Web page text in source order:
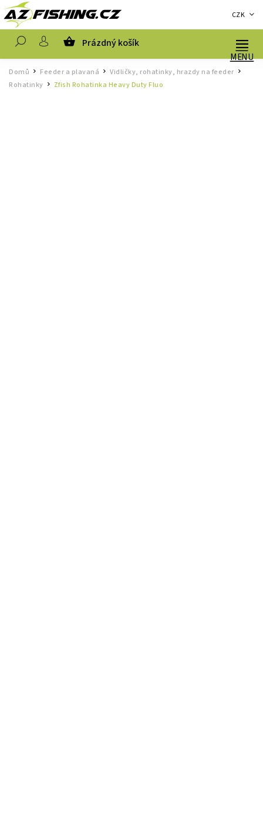
CZK
Prázdný košík
Domů / Feeder a plavaná / Vidličky, rohatinky, hrazdy na feeder
Rohatinky
Zfish Rohatinka Heavy Duty Fluo